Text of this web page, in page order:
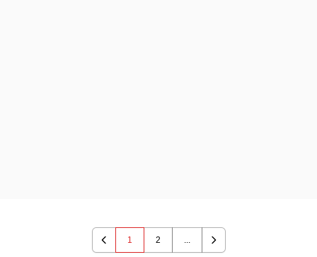
Previous
1 2 ...
Next